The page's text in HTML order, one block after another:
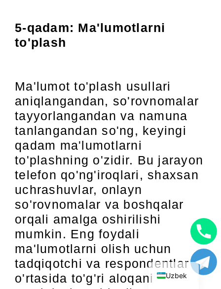
5-qadam: Ma'lumotlarni
to'plash
Ma'lumot to'plash usullari
aniqlangandan, so'rovnomalar
tayyorlangandan va namuna
tanlangandan so'ng, keyingi
qadam ma'lumotlarni
to'plashning o'zidir. Bu jarayon
telefon qo'ng'iroqlari, shaxsan
uchrashuvlar, onlayn
so'rovnomalar va boshqalar
orqali amalga oshirilishi
mumkin. Eng foydali
ma'lumotlarni olish uchun
tadqiqotchi va respondentlar
o'rtasida to'g'ri aloqani
Uzbek
Russian